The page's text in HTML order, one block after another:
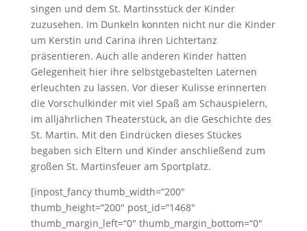
singen und dem St. Martinsstück der Kinder
zuzusehen. Im Dunkeln konnten nicht nur die Kinder
um Kerstin und Carina ihren Lichtertanz
präsentieren. Auch alle anderen Kinder hatten
Gelegenheit hier ihre selbstgebastelten Laternen
erleuchten zu lassen. Vor dieser Kulisse erinnerten
die Vorschulkinder mit viel Spaß am Schauspielern,
im alljährlichen Theaterstück, an die Geschichte des
St. Martin. Mit den Eindrücken dieses Stückes
begaben sich Eltern und Kinder anschließend zum
großen St. Martinsfeuer am Sportplatz.
[inpost_fancy thumb_width=“200″
thumb_height=“200″ post_id=“1468″
thumb_margin_left=“0″ thumb_margin_bottom=“0″